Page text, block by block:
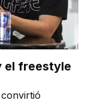
el freestyle